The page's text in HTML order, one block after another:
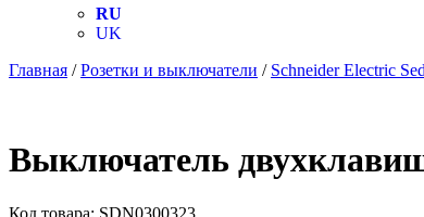
RU
UK
Главная /Розетки и выключатели / Schneider Electric
Выключатель
Код товара: SDN0300323